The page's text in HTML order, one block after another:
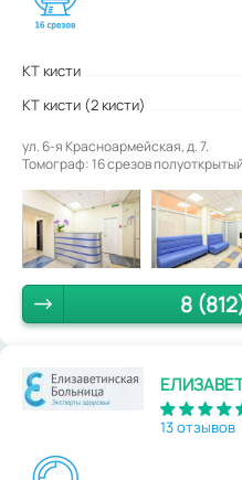
КТ кисти
КТ кисти (2 кисти)
ул. 6-я Красноармейская, д. 7.
Томограф: 16 срезов полуоткрытый
8
13 отзывов